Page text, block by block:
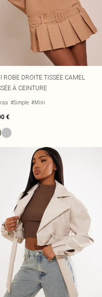
ROBE DROITE TISSÉE CAMEL
À CEINTURE
#Simple #Mini
€